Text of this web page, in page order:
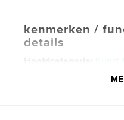
kenmerken /
details
Hoofdcategorie:
Kunst